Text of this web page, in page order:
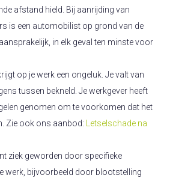
afstand hield. Bij aanrijding van
is een automobilist op grond van de
in elk geval ten minste voor
op je werk een ongeluk. Je valt van
tussen bekneld. Je werkgever heeft
genomen om te voorkomen dat het
Zie ook ons aanbod:
Letselschade na
ziek geworden door specifieke
werk, bijvoorbeeld door blootstelling